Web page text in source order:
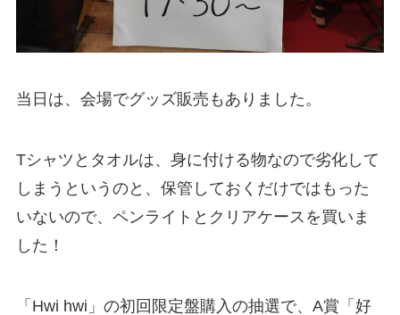
当日は、会場でグッズ販売もありました。
Tシャツとタオルは、身に付ける物なので劣化して
しまうというのと、保管しておくだけではもった
いないので、ペンライトとクリアケースを買いま
した！
「Hwi hwi」の初回限定盤購入の抽選で、A賞「好